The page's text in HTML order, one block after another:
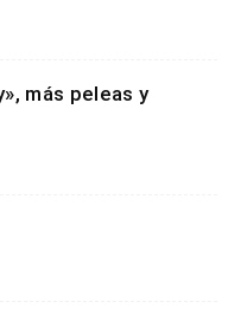
más peleas y